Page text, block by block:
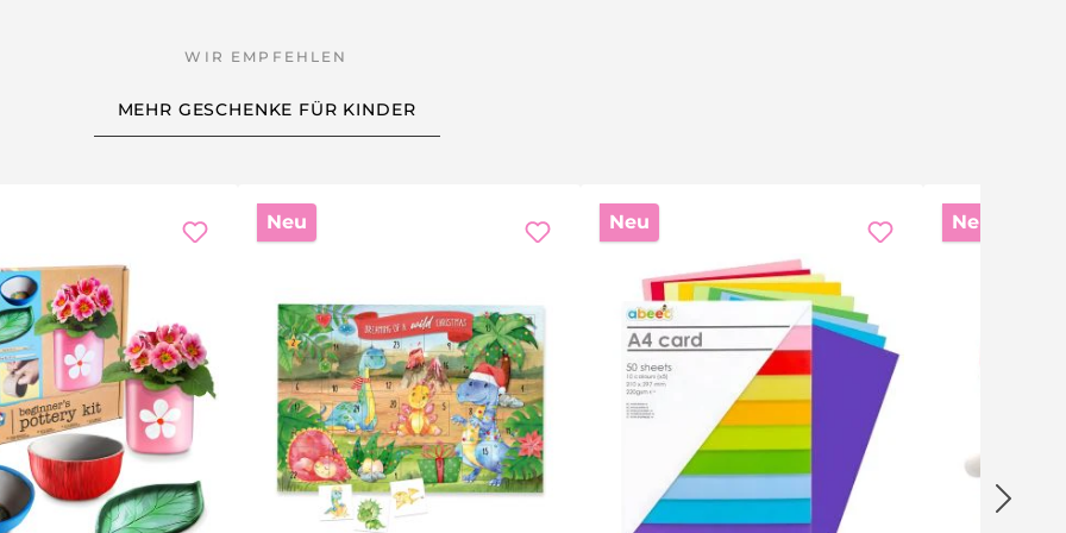
und bindet den Staub. Am besten arbeitet man in Ruhe und mit etwas Zeit – so macht das Ausgraben am
hält den Tisch sauber.
sich leichter bearbeiten.
Knochen heil.
MEHR GESCHENKE FÜR KINDER
Neu Neu Neu